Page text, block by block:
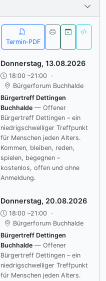
Termin‑PDF
Donnerstag, 13.08.2026
18:00 –21:00
·
Bürgerforum Buchhalde
Bürgertreff Dettingen
Buchhalde — Offener
Bürgertreff Dettingen – ein
niedrigschwelliger Treffpunkt
für Menschen jeden Alters.
Kommen, bleiben, reden,
spielen, begegnen –
kostenlos, offen und ohne
Anmeldung.
Donnerstag, 20.08.2026
18:00 –21:00
·
Bürgerforum Buchhalde
Bürgertreff Dettingen
Buchhalde — Offener
Bürgertreff Dettingen – ein
niedrigschwelliger Treffpunkt
für Menschen jeden Alters.